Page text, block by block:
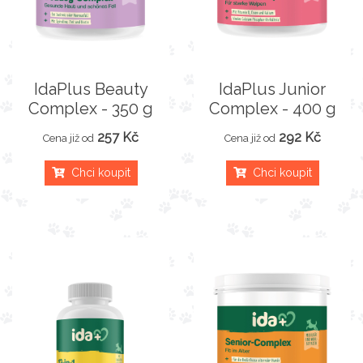
IdaPlus Beauty
Complex - 350 g
Cena již od 257 Kč
Chci koupit
IdaPlus Junior
Complex - 400 g
Cena již od 292 Kč
Chci koupit